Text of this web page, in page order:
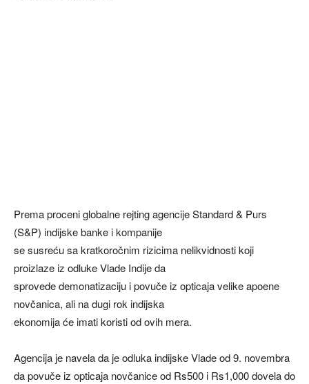
Prema proceni globalne rejting agencije Standard & Purs
(S&P) indijske banke i kompanije
se susreću sa kratkoročnim rizicima nelikvidnosti koji
proizlaze iz odluke Vlade Indije da
sprovede demonatizaciju i povuče iz opticaja velike apoene
novčanica, ali na dugi rok indijska
ekonomija će imati koristi od ovih mera.
Agencija je navela da je odluka indijske Vlade od 9. novembra
da povuče iz opticaja novčanice od Rs500 i Rs1,000 dovela do